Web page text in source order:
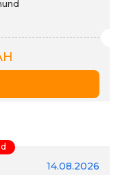
14.08.2026